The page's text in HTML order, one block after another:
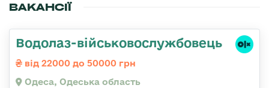
ВАКАНСІЇ
Водолаз-військовослужбовець
від 22000 до 50000 грн
Одеса, Одеська область